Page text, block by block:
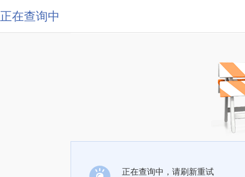
正在查询中
正在查询中，请刷新重试